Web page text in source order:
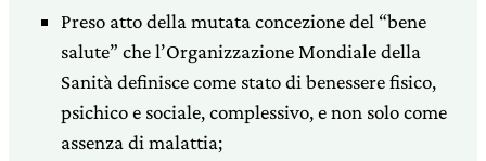
Preso atto della mutata concezione del “bene
salute” che l’Organizzazione Mondiale della
Sanità definisce come stato di benessere fisico,
psichico e sociale, complessivo, e non solo come
assenza di malattia;